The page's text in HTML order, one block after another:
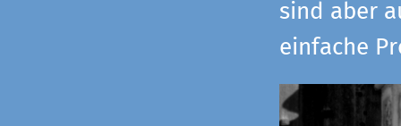
sind aber
einfache